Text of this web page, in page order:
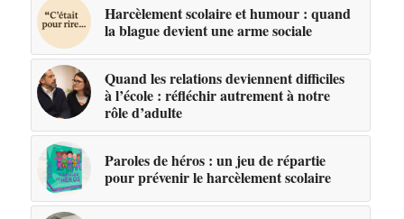
Harcèlement scolaire et humour : quand
la blague devient une arme sociale
Quand les relations deviennent difficiles
à l’école : réfléchir autrement à notre
rôle d’adulte
Paroles de héros : un jeu de répartie
pour prévenir le harcèlement scolaire